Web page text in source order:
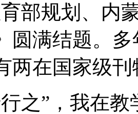
部规划、内
圆满结题。
两在国家级
之”，我在